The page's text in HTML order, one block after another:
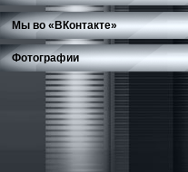
Мы во «ВКонтакте»
Фотографии